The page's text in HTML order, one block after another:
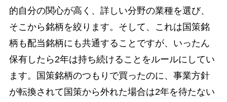
的自分の関心が高く、詳しい分野の業種を選び、
そこから銘柄を絞ります。そして、これは国策銘
柄も配当銘柄にも共通することですが、いったん
保有したら2年は持ち続けることをルールにしてい
ます。国策銘柄のつもりで買ったのに、事業方針
が転換されて国策から外れた場合は2年を待たない